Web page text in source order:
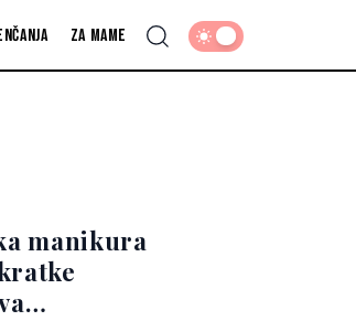
Za mame
manikura